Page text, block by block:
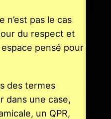
pas le cas
du respect et
pensé pour
des termes
dans une case,
un QPR,